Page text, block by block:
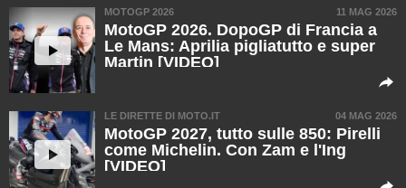
MOTOGP 2026 11 MAG 2026
MotoGP 2026. DopoGP di Francia a
Le Mans: Aprilia pigliatutto e super
Martin [VIDEO]
LE DIRETTE DI MOTO.IT 04 MAG 2026
MotoGP 2027, tutto sulle 850: Pirelli
come Michelin. Con Zam e l'Ing
[VIDEO]